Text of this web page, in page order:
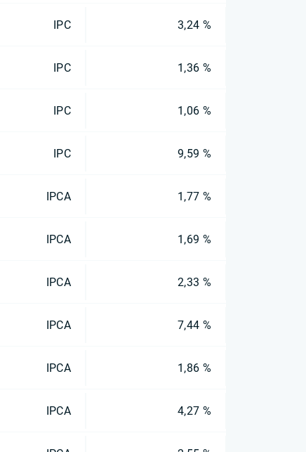
IPC 3,24 %
IPC 1,36 %
IPC 1,06 %
IPC 9,59 %
IPCA 1,77 %
IPCA 1,69 %
IPCA 2,33 %
IPCA 7,44 %
IPCA 1,86 %
IPCA 4,27 %